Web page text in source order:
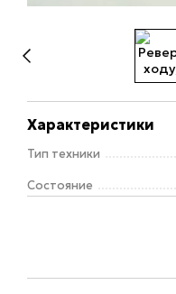
Характеристики
Тип техники
Состояние